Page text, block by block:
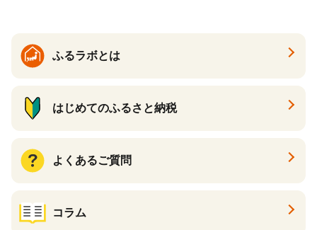
ふるラボとは
はじめてのふるさと納税
よくあるご質問
コラム